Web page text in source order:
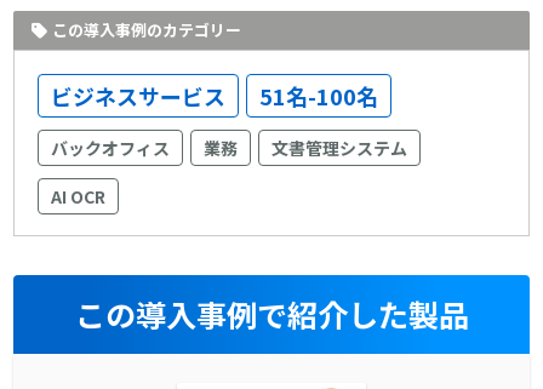
この導入事例のカテゴリー
ビジネスサービス 51名-100名
バックオフィス 業務
文書管理システム
AI OCR
この導入事例で紹介した製品